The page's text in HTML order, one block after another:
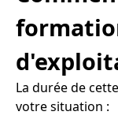
La durée de
votre situation :